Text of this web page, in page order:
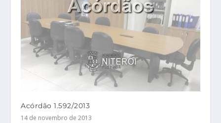
Acórdão 1.592/2013
14 de novembro de 2013